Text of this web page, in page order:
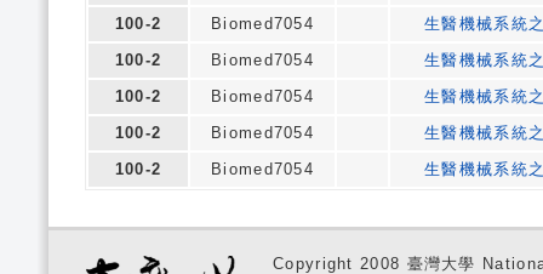
100-2
Biomed7054
生醫機械系統
100-2
Biomed7054
生醫機械系統
100-2
Biomed7054
生醫機械系統
100-2
Biomed7054
生醫機械系統
100-2
Biomed7054 生醫機械系統
Copyright 2008 臺灣大學